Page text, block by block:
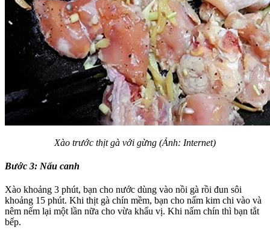
Xào trước thịt gà với gừng (Ảnh: Internet)
Bước 3: Nấu canh
Xào khoảng 3 phút, bạn cho nước dùng vào nồi gà rồi đun sôi
khoảng 15 phút. Khi thịt gà chín mềm, bạn cho nấm kim chi vào và
nêm nếm lại một lần nữa cho vừa khẩu vị. Khi nấm chín thì bạn tắt
bếp.